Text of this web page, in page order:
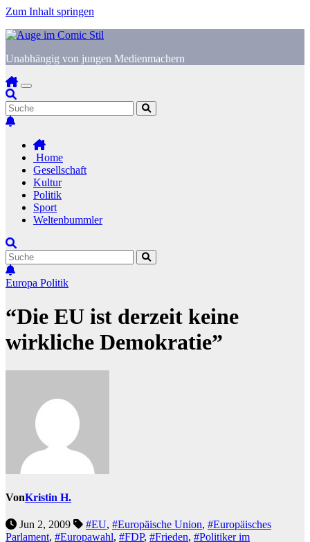
Zum Inhalt springen
Unabhängig von jungen Medienmachern
Home
Gesellschaft
Kultur
Politik
Sport
Weltenbummler
Europa Politik
“Die EU ist derzeit keine
wirkliche Demokratie”
VonKristin H.
Jun 2, 2009 #EU, #Europäische Union, #Europäisches
Parlament, #Europawahl, #FDP, #Frieden, #Politiker im